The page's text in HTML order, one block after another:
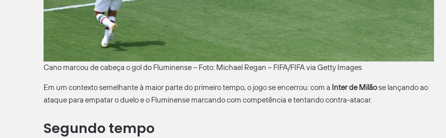
Cano marcou de cabeça o gol do Fluminense – Foto: Michael Regan – FIFA/FIFA via Getty Images
Em um contexto semelhante à maior parte do primeiro tempo, o jogo se encerrou: com a Inter de Milãose lançando ao
ataque para empatar o duelo e o Fluminense marcando com competência e tentando contra-atacar.
Segundo tempo